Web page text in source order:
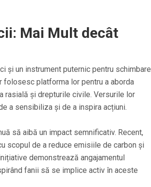
Mai Mult decât
și un instrument puternic pentru schimbare
folosesc platforma lor pentru a aborda
rasială și drepturile civile. Versurile lor
a sensibiliza și de a inspira acțiuni.
să aibă un impact semnificativ. Recent,
scopul de a reduce emisiile de carbon și
demonstrează angajamentul
fanii să se implice activ în aceste